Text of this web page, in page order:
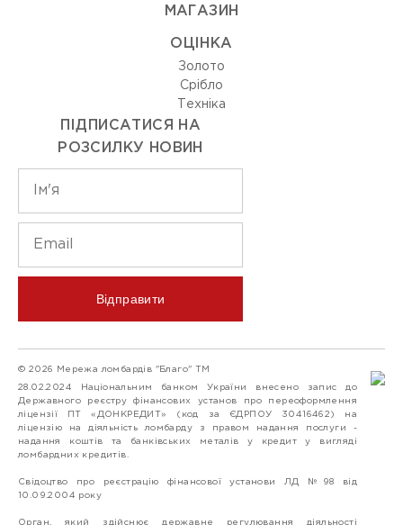
МАГАЗИН
ОЦIНКА
Золото
Срiбло
Технiка
ПІДПИСАТИСЯ НА
РОЗСИЛКУ НОВИН
Відправити
© 2026 Мережа ломбардів "Благо" ТМ
28.02.2024 Національним банком України внесено запис до
Державного реєстру фінансових установ про переоформлення
ліцензії ПТ «ДОНКРЕДИТ» (код за ЄДРПОУ 30416462) на
ліцензію на діяльність ломбарду з правом надання послуги -
надання коштів та банківських металів у кредит у вигляді
ломбардних кредитів.
Свідоцтво про реєстрацію фінансової установи ЛД №98 від
10.09.2004 року
Орган, який здійснює державне регулювання діяльності